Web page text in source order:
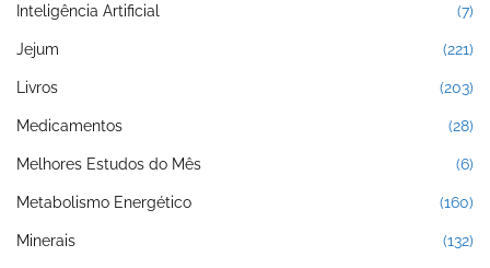
Inteligência Artificial (7)
Jejum (221)
Livros (203)
Medicamentos (28)
Melhores Estudos do Mês (6)
Metabolismo Energético (160)
Minerais (132)